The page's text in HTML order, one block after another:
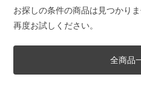
お探しの条件の商品は見つかり
再度お試しください。
全商品